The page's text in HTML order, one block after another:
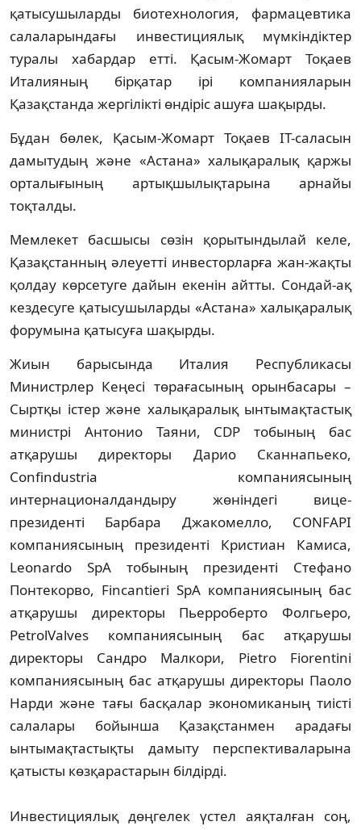
қатысушыларды биотехнология, фармацевтика
салаларындағы инвестициялық мүмкіндіктер
туралы хабардар етті. Қасым-Жомарт Тоқаев
Италияның бірқатар ірі компанияларын
Қазақстанда жергілікті өндіріс ашуға шақырды.
Бұдан бөлек, Қасым-Жомарт Тоқаев IT-саласын
дамытудың және «Астана» халықаралық қаржы
орталығының артықшылықтарына арнайы
тоқталды.
Мемлекет басшысы сөзін қорытындылай келе,
Қазақстанның әлеуетті инвесторларға жан-жақты
қолдау көрсетуге дайын екенін айтты. Сондай-ақ
кездесуге қатысушыларды «Астана» халықаралық
форумына қатысуға шақырды.
Жиын барысында Италия Республикасы
Министрлер Кеңесі төрағасының орынбасары –
Сыртқы істер және халықаралық ынтымақтастық
министрі Антонио Таяни, CDP тобының бас
атқарушы директоры Дарио Сканнапьеко,
Confindustria компаниясының
интернационалдандыру жөніндегі вице-
президенті Барбара Джакомелло, CONFAPI
компаниясының президенті Кристиан Камиса,
Leonardo SpA тобының президенті Стефано
Понтекорво, Fincantieri SpA компаниясының бас
атқарушы директоры Пьерроберто Фолгьеро,
PetrolValves компаниясының бас атқарушы
директоры Сандро Малкори, Pietro Fiorentini
компаниясының бас атқарушы директоры Паоло
Нарди және тағы басқалар экономиканың тиісті
салалары бойынша Қазақстанмен арадағы
ынтымақтастықты дамыту перспективаларына
қатысты көзқарастарын білдірді.
Инвестициялық дөңгелек үстел аяқталған соң,